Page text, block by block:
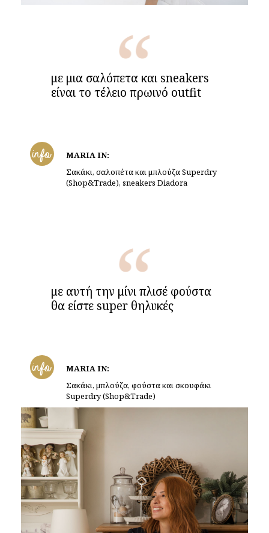
με μια σαλόπετα και sneakers
είναι το τέλειο πρωινό outfit
info
MARIA IN:
Σακάκι, σαλοπέτα και μπλούζα Superdry
(Shop&Trade), sneakers Diadora
με αυτή την μίνι πλισέ φούστα
θα είστε super θηλυκές
info
MARIA IN:
Σακάκι, μπλούζα, φούστα και σκουφάκι
Superdry (Shop&Trade)